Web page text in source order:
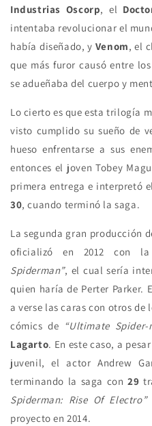
Industrias Oscorp, el
intentaba revolucionar el
había diseñado, y Venom, el
que más furor causó entre
se adueñaba del cuerpo y
Lo cierto es que esta trilogía
visto cumplido su sueño de
hueso enfrentarse a sus
entonces el joven Tobey
primera entrega e interpretó
30, cuando terminó la saga.
La segunda gran producción
oficializó en 2012 con
Spiderman”, el cual sería
quien haría de Perter Parker.
a verse las caras con otros de
cómics de “Ultimate Spider-
Lagarto. En este caso, a
juvenil, el actor Andrew
terminando la saga con29
Spiderman: Rise Of Electro”
proyecto en 2014.